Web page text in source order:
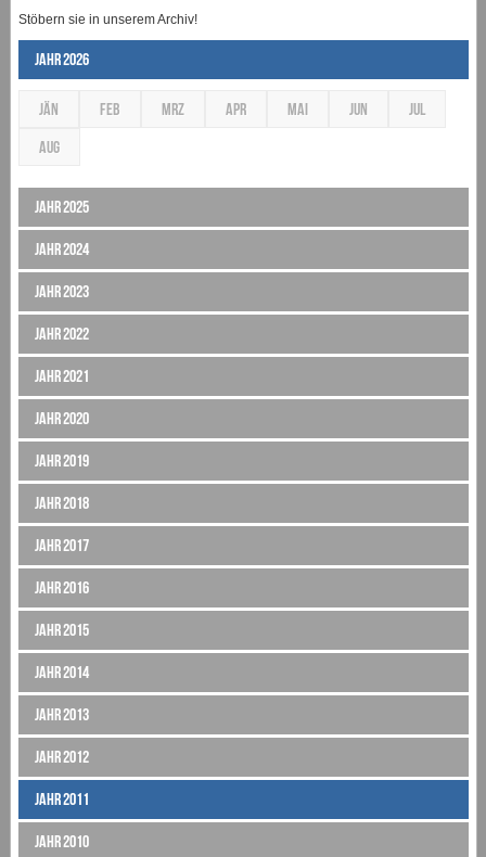
Stöbern sie in unserem Archiv!
Jahr 2026
JÄN FEB MRZ APR MAI JUN JUL
AUG
Jahr 2025
Jahr 2024
Jahr 2023
Jahr 2022
Jahr 2021
Jahr 2020
Jahr 2019
Jahr 2018
Jahr 2017
Jahr 2016
Jahr 2015
Jahr 2014
Jahr 2013
Jahr 2012
Jahr 2011
Jahr 2010